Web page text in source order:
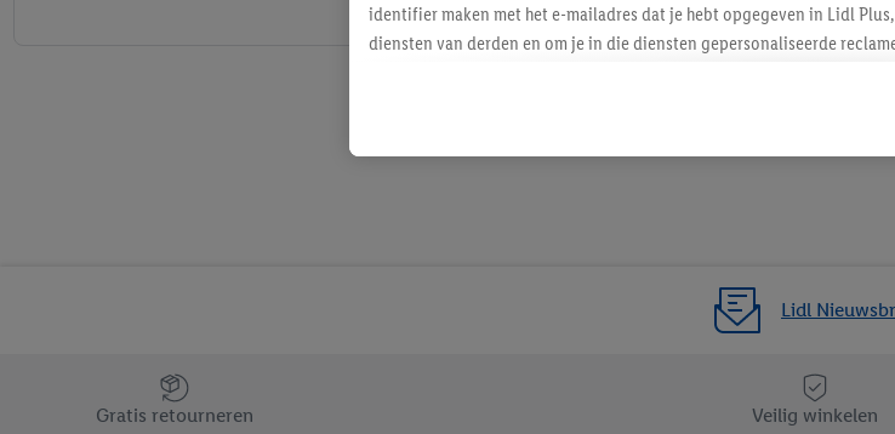
Lidl
Jouw voordelen bij ons als Lidl webshop klant
Gratis retourneren
Veilig winkelen
identifier maken met het e-mailadres dat je hebt opgegeven in Lidl
diensten van derden en om je in die diensten gepersonaliseerde
Als je hiervoor toestemming geeft, dan kunnen retargeting
eerder interesse hebt getoond (bijvoorbeeld door het product in een
Onder "Aanpassen" kun je aangeven met welke cookies en
verwerkingsdoeleinden je instemt. Verder kan je er meer informatie
Door op "Akkoord" te klikken, stem je in met alle verwerkingen voor